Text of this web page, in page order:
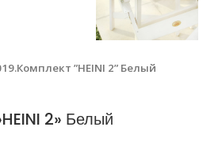
”HEINI 2” Белый
2» Белый